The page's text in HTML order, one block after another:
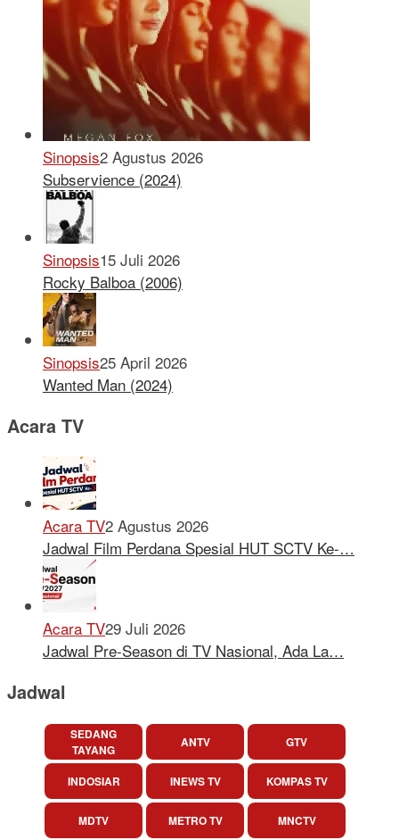
Sinopsis2 Agustus 2026
Subservience (2024)
Sinopsis15 Juli 2026
Rocky Balboa (2006)
Sinopsis25 April 2026
Wanted Man (2024)
Acara TV
Acara TV2 Agustus 2026
Jadwal Film Perdana Spesial HUT SCTV Ke-…
Acara TV29 Juli 2026
Jadwal Pre-Season di TV Nasional, Ada La…
Jadwal
SEDANG
TAYANG
ANTV GTV
INDOSIAR INEWS TV KOMPAS TV
MDTV METRO TV MNCTV